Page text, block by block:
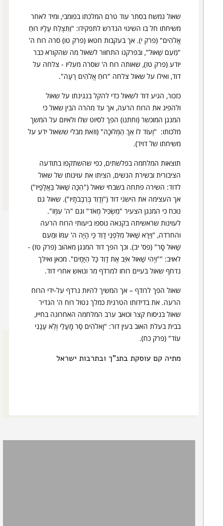
זכריהלאו
תקציר
שאול נמשח בסתר עוד טרם המלכתו בפומבי, ומיד לאחר
משיחתו חל בו השינוי הנדרש לתפקידו: "וַתִּצְלַח עָלָיו רוּחַ
אֱלֹהִים" (פרק י). אך בעקבות חטאו (פרק טו) סרה רוח ה'
"מֵעִם שָׁאוּל", ובפרקנו התחוור לשאול מה שהקורא כבר
יודע (פרק טז), שאותה רוח ה' שסרה מעליו - צלחה על
דוד, ואילו על שאול צלחה "רוּחַ אֱלֹהִים רָעָה".
כזכור, הגיע דוד לשאול כדי להקל בנגינתו על שאול
ולהפיג את הרוח הרעה, אך עד מהרה הבין שאול כי
המנגן המוכשר (וחתנו) הפך לסיוט שלו ולאיום על המשך
מלכותו: "וְעוֹד לוֹ אַךְ הַמְּלוּכָֽה" (וזאת מבלי ששאול ידע על
משיחתו של דויד).
תוצאות המלחמה בפלשתים, כפי שהשתקפו בתודעה
הציבורית ובשירת הנשים, הציתו את עוינותו של שאול
לדוד: השירה פתחה בשבחי שאול ("הִכָּה שָׁאוּל בַּאֲלָפָיו")
אך העצימה את הישגי דוד ("וְדָוִד בְּרִבְבֹתָֽיו"). שאול גם
נוכח כי המנגן הצעיר "מַשְׂכִּיל מְאֹד" וגם "ה' עִמּֽוֹ".
לעוינות שראשיתה בקנאה נוספו ביעותי הרוח הרעה
והחרדה, "וַיִּרָא שָׁאוּל מִלִּפְנֵי דָוִד כִּֽי הָיָה ה' עִמּוֹ וּמֵעִם
שָׁאוּל סָֽר" (פס' יב). וכך הפך דוד המנגן מאהוב (פרק טז) -
לאויב: ""וַיְהִי שָׁאוּל אֹיֵב אֶת דָוִד כָּל הַיָּמִֽים". מכאן ואילך
נדחף שאול בעיים רוחו למרדף מר ונואש אחרי דוד.
שאול הפך לרודף – אך המשיך להיות נרדף על-ידי הרוח
הרעה. את בדידותו הטרגית כמלך נטול רוח ה' הגדיר
שאול בניסוח קצר וכואב ערב המלחמה האחרונה בחייו,
בבית בעלת האוב בעין דור: "וֵֽאלֹהִים סָר מֵֽעָלַי וְלֹֽא עָנָנִי
עוֹד" (פרק כח).
מתיה קם עוסקת בתנ"ך ובתרבות ישראל